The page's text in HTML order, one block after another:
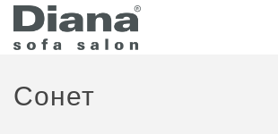
Сонет